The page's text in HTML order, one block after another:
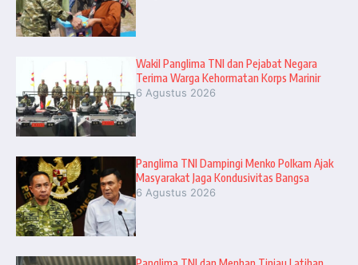
Wakil Panglima TNI dan Pejabat Negara
Terima Warga Kehormatan Korps Marinir
6 Agustus 2026
Panglima TNI Dampingi Menko Polkam Ajak
Masyarakat Jaga Kondusivitas Bangsa
6 Agustus 2026